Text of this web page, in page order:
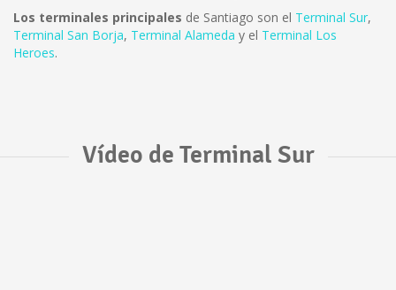
Los terminales principales de Santiago son el Terminal Sur,
Terminal San Borja, Terminal Alameda y el Terminal Los
Heroes.
Vídeo de Terminal Sur